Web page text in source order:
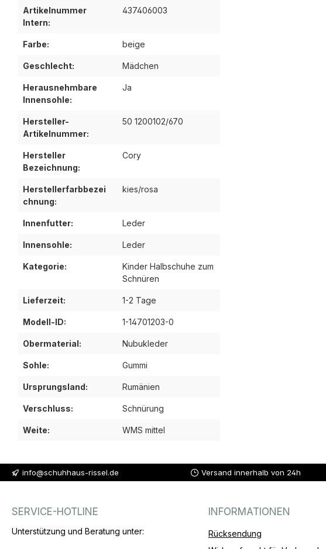
Artikelnummer
Intern:
437406003
Farbe: beige
Geschlecht: Mädchen
Herausnehmbare
Innensohle:
Ja
Hersteller-
Artikelnummer:
50 1200102/670
Hersteller
Bezeichnung:
Cory
Herstellerfarbbezei
chnung:
kies/rosa
Innenfutter: Leder
Innensohle: Leder
Kategorie:
Kinder Halbschuhe zum
Schnüren
Lieferzeit: 1-2 Tage
Modell-ID: 1-14701203-0
Obermaterial: Nubukleder
Sohle: Gummi
Ursprungsland: Rumänien
Verschluss: Schnürung
Weite: WMS mittel
info@schuhhaus-rissel.de Versand innerhalb von 24h
SERVICE-HOTLINE
Unterstützung und Beratung unter:
INFORMATIONEN
Rücksendung